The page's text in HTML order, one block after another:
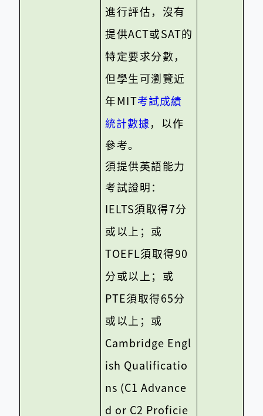
進行評估，沒有
提供ACT或 SAT的
特定要求分數，
但學生可瀏覽近
年 MIT考試成績
統計數據 ，以作
參考。
須提供英語能力
考試證明：
IELTS須取得7分
或以上；或
TOEFL 須取得90
分或以上；或
PTE須取得 65分
或以上；或
Cambridge Engl
ish Qualificatio
ns (C1 Advance
d or C2 Proficie